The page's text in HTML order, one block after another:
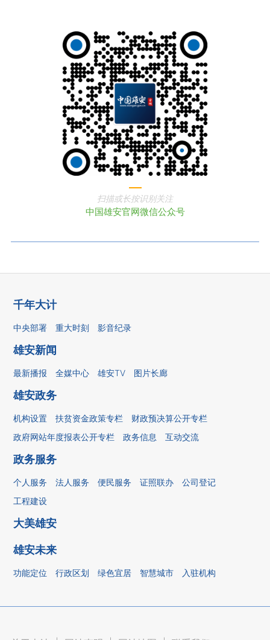
扫描或长按识别关注
中国雄安官网微信公众号
千年大计
中央部署 重大时刻 影音纪录
雄安新闻
最新播报 全媒中心 雄安TV 图片长廊
雄安政务
机构设置 扶贫资金政策专栏
财政预决算公开专栏
政府网站年度报表公开专栏
政务信息 互动交流
政务服务
个人服务 法人服务 便民服务 证照联办
公司登记
工程建设
大美雄安
雄安未来
功能定位 行政区划 绿色宜居 智慧城市 入驻机构